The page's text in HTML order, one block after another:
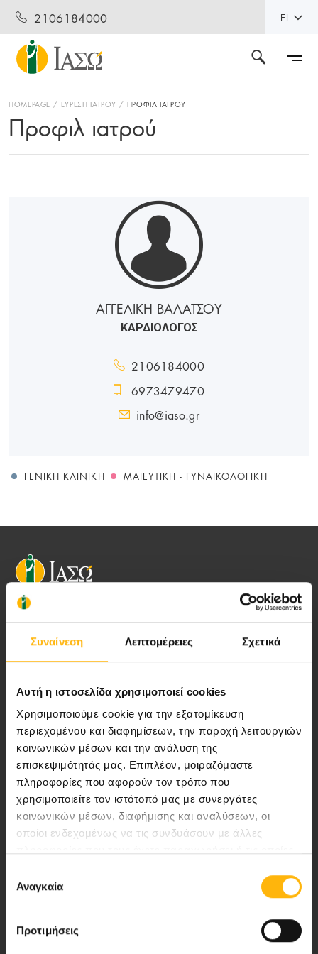
Συναίνεση Λεπτομέρειες Σχετικά
Αυτή η ιστοσελίδα χρησιμοποιεί cookies
Χρησιμοποιούμε cookie για την εξατομίκευση
περιεχομένου και διαφημίσεων, την παροχή λειτουργιών
κοινωνικών μέσων και την ανάλυση της
επισκεψιμότητάς μας. Επιπλέον, μοιραζόμαστε
πληροφορίες που αφορούν τον τρόπο που
χρησιμοποιείτε τον ιστότοπό μας με συνεργάτες
κοινωνικών μέσων, διαφήμισης και αναλύσεων, οι
οποίοι ενδεχομένως να τις συνδυάσουν με άλλες
των υπηρεσιών τους.
συγκατάθεσης
Αναγκαία
Προτιμήσεις
2106184000 EL
HOMEPAGE ΕΥΡΕΣΗ ΙΑΤΡΟΥ ΠΡΟΦΙΛ ΙΑΤΡΟΥ
Προφιλ ιατρού
ΑΓΓΕΛΙΚΗ ΒΑΛΑΤΣΟΥ
ΚΑΡΔΙΟΛΟΓΟΣ
2106184000
6973479470
info@iaso.gr
ΓΕΝΙΚΉ ΚΛΙΝΙΚΉ ΜΑΙΕΥΤΙΚΉ - ΓΥΝΑΙΚΟΛΟΓΙΚΉ
ποιότητας ολοκληρωμένες υπηρεσίες
Περιοχή Ιατρών
Εκδηλώσεις